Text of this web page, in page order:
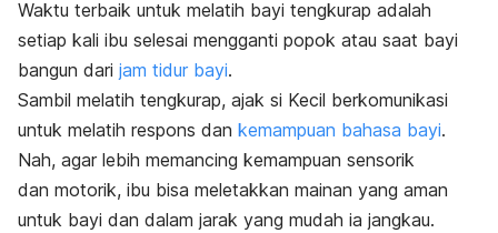
Waktu terbaik untuk melatih bayi tengkurap adalah
setiap kali ibu selesai mengganti popok atau saat bayi
bangun dari jam tidur bayi.
Sambil melatih tengkurap, ajak si Kecil berkomunikasi
untuk melatih respons dan kemampuan bahasa bayi.
Nah, agar lebih memancing kemampuan sensorik
dan motorik, ibu bisa meletakkan mainan yang aman
untuk bayi dan dalam jarak yang mudah ia jangkau.